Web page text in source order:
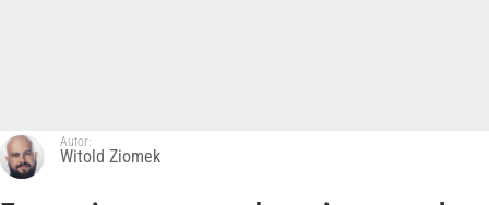
Autor:
Witold Ziomek